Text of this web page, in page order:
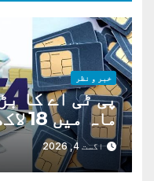
خبر و نظر
ماہ میں 18 لاکھ سے زائد سمز بلاک
اگست 4, 2026